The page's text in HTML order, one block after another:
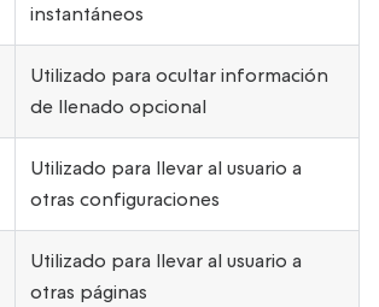
instantáneos
Utilizado para ocultar información
de llenado opcional
Utilizado para llevar al usuario a
otras configuraciones
Utilizado para llevar al usuario a
otras páginas